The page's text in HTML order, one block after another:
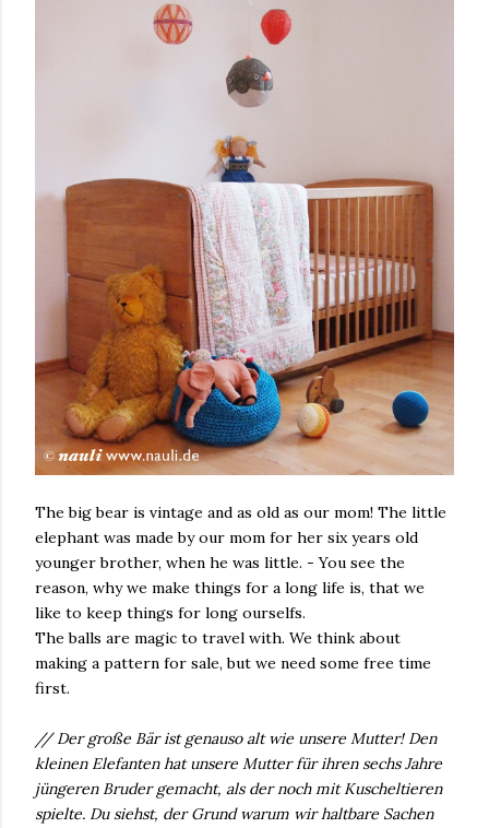
The big bear is vintage and as old as our mom! The little
elephant was made by our mom for her six years old
younger brother, when he was little. - You see the
reason, why we make things for a long life is, that we
like to keep things for long ourselfs.
The balls are magic to travel with. We think about
making a pattern for sale, but we need some free time
first.
// Der große Bär ist genauso alt wie unsere Mutter! Den
kleinen Elefanten hat unsere Mutter für ihren sechs Jahre
jüngeren Bruder gemacht, als der noch mit Kuscheltieren
spielte. Du siehst, der Grund warum wir haltbare Sachen